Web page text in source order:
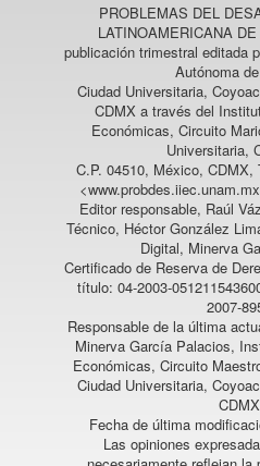
PROBLEMAS DEL
LATINOAMERICANA
publicación trimestral editada
Autónoma
Ciudad Universitaria,
CDMX a través del
Económicas, Circuito
Universitaria,
C.P. 04510, México, CDMX,
Editor responsable, Raúl
Técnico, Héctor González
Digital, Minerva
Certificado de Reserva de
título: 04-2003-
2007-
Responsable de la última
Minerva García Palacios,
Económicas, Circuito
Ciudad Universitaria,
Fecha de última
Las opiniones